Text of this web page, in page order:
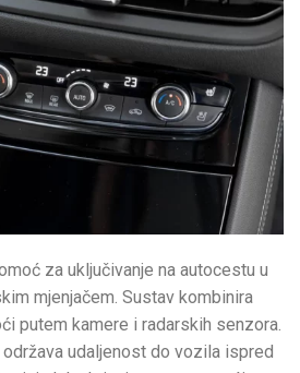
za uključivanje na autocestu u
mjenjačem. Sustav kombinira
putem kamere i radarskih senzora.
udaljenost do vozila ispred